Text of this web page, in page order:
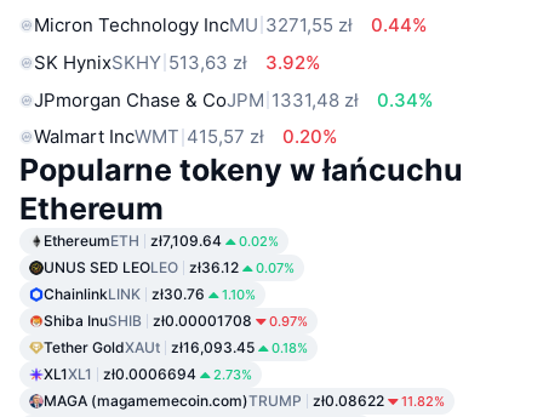
Micron Technology IncMU 3271,55 zł
0.44%
SK HynixSKHY 513,63 zł
3.92%
JPmorgan Chase & CoJPM 1331,48 zł
0.34%
Walmart IncWMT 415,57 zł 0.20%
Popularne tokeny w łańcuchu
Ethereum
EthereumETH zł7,109.64 0.02%
UNUS SED LEOLEO zł36.12 0.07%
ChainlinkLINK zł30.76 1.10%
Shiba InuSHIB zł0.00001708 0.97%
Tether GoldXAUt zł16,093.45 0.18%
XL1XL1 zł0.0006694 2.73%
MAGA (magamemecoin.com)TRUMP zł0.08622 11.82%